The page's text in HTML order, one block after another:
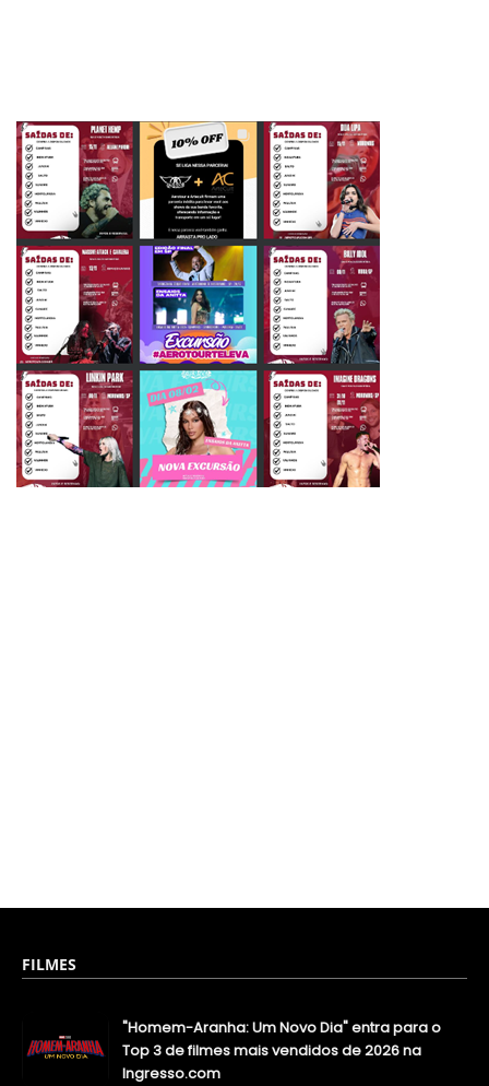
FILMES
"Homem-Aranha: Um Novo Dia" entra para o
Top 3 de filmes mais vendidos de 2026 na
Ingresso.com